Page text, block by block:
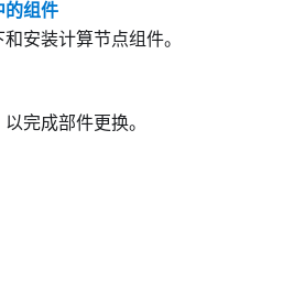
的组件
安装计算节点组件。
完成部件更换。